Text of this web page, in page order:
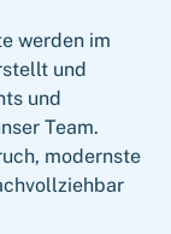
werden im
und
und
Team.
modernste